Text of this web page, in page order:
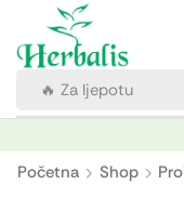
🔥 Za ljepotu
Početna Shop